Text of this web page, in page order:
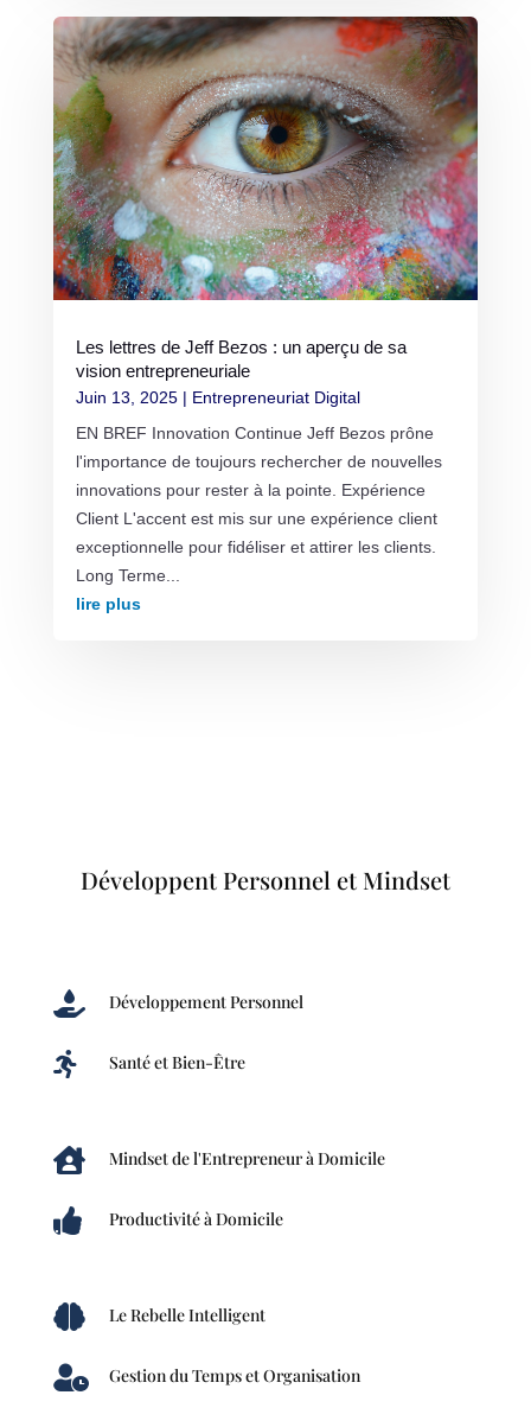
Les lettres de Jeff Bezos : un aperçu de sa
vision entrepreneuriale
Juin 13, 2025| Entrepreneuriat Digital
EN BREF Innovation Continue Jeff Bezos prône
l'importance de toujours rechercher de nouvelles
innovations pour rester à la pointe. Expérience
Client L'accent est mis sur une expérience client
exceptionnelle pour fidéliser et attirer les clients.
Long Terme...
lire plus
Développent Personnel et Mindset
 Développement Personnel
 Santé et Bien-Être
 Mindset de l'Entrepreneur à Domicile
 Productivité à Domicile
 Le Rebelle Intelligent
 Gestion du Temps et Organisation